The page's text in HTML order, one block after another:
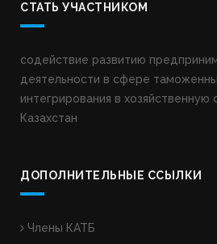
СТАТЬ УЧАСТНИКОМ
содействие развитию
деятельности в сфере
интегрирования в хозяйственную
Казахстан
ДОПОЛНИТЕЛЬНЫЕ ССЫЛКИ
Члены КАТБ